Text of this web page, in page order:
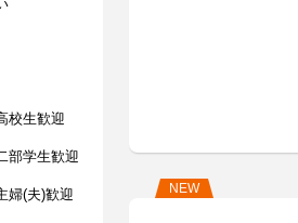
校生歓迎
部学生歓迎
婦(夫)歓迎 NEW